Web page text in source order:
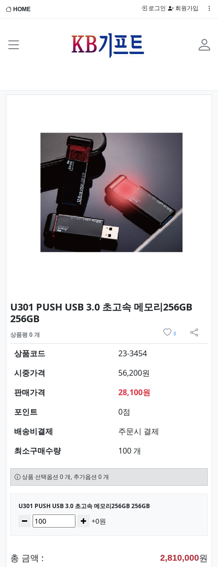
HOME 로그인 회원가입
Previous
U301 PUSH USB 3.0 초고속 메모리256GB
256GB요약정보 및 구매
상품평 0 개 0
sns 공
상품코드
23-3454
시중가격
56,200원
판매가격
28,100원
포인트
0점
배송비결제
주문시 결제
최소구매수량
100 개
상품 선택옵션 0 개, 추가옵션 0 개
선택된 옵션
U301 PUSH USB 3.0 초고속 메모리256GB 256GB
수량감소 증가+0원
총 금액 : 2,810,000원